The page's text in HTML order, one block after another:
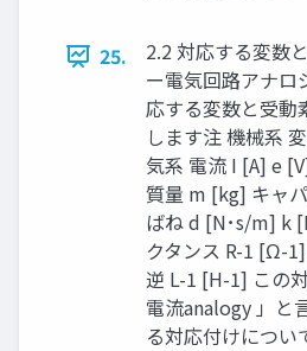
25.
2.2 対応する変数
ー電気回路アナロ
応する変数と受動
します注 機械系
気系 電流 I [A] e
質量 m [kg] キャ
ばね d [N･s/m] k
クタンス R-1 [Ω-
逆 L-1 [H-1] この
電流analogy 」と
る対応付けについ